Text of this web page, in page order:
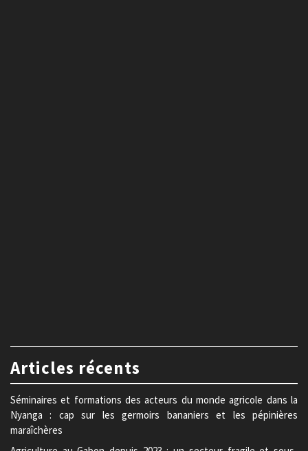
Articles récents
Séminaires et formations des acteurs du monde agricole dans la
Nyanga : cap sur les germoirs bananiers et les pépinières
maraîchères